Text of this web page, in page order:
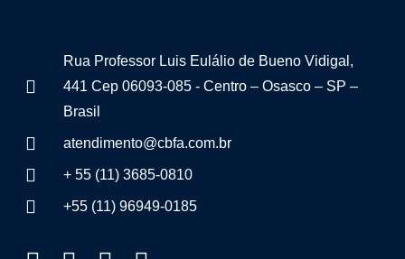
Rua Professor Luis Eulálio de Bueno Vidigal,
441 Cep 06093-085 - Centro – Osasco – SP –
Brasil
atendimento@cbfa.com.br
+ 55 (11) 3685-0810
+55 (11) 96949-0185